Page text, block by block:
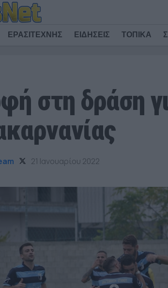
ΕΡΑΣΙΤΕΧΝΗΣ ΕΙΔΗΣΕΙΣ ΤΟΠΙΚΑ
στη δράση
21 Ιανουαρίου 2022